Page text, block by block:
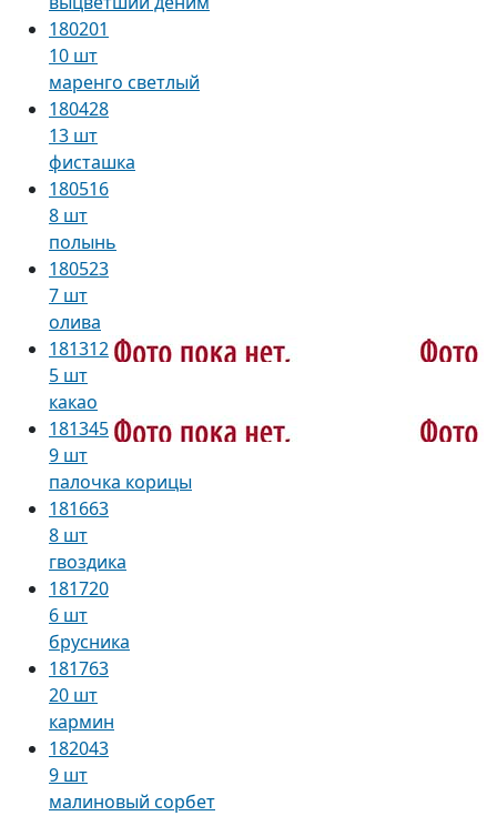
180201
10 шт
маренго светлый
180428
13 шт
фисташка
180516
8 шт
полынь
180523
7 шт
олива
181312
5 шт
какао
181345
9 шт
палочка корицы
181663
8 шт
гвоздика
181720
6 шт
брусника
181763
20 шт
кармин
182043
9 шт
малиновый сорбет